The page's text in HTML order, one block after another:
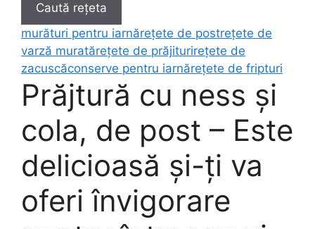
Caută rețeta
murături pentru iarnărețete de postrețete de
varză muratărețete de prăjiturirețete de
zacuscăconserve pentru iarnărețete de fripturi
Prăjtură cu ness și
cola, de post – Este
delicioasă și-ți va
oferi învigorare